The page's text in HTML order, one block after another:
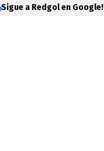
Sigue a Redgol en Google!